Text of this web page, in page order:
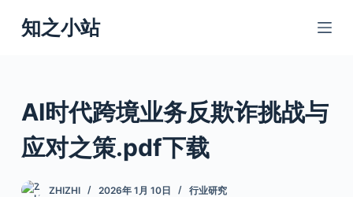
跳
过
知之小站
AI时代跨境业务反欺诈挑战与
应对之策.pdf下载
ZHIZHI 2026年 1月 10日 行业研究